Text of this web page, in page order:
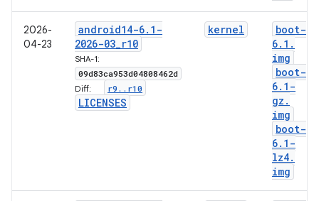
2026-
04-23
android14-6. 1-
2026-03_r10
SHA-1:
09d83ca953d04808462d
Diff: r9 . . r10
LICENSES
kernel
boot-
6. 1 .
img
boot-
6. 1-
gz .
img
boot-
6. 1-
lz4.
img